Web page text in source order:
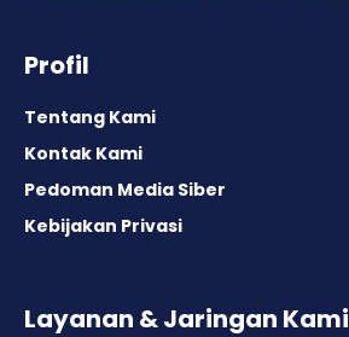
Profil
Tentang Kami
Kontak Kami
Pedoman Media Siber
Kebijakan Privasi
Layanan & Jaringan Kami